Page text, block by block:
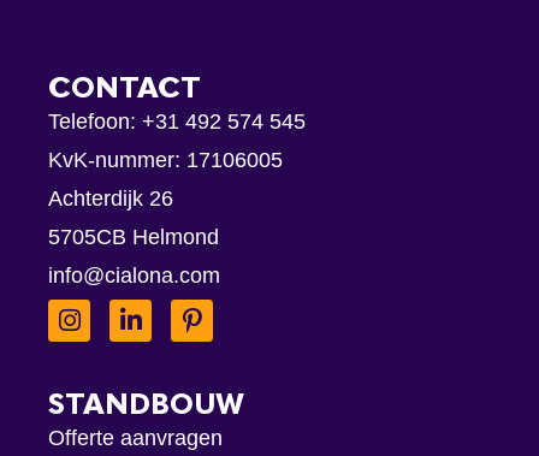
CONTACT
Telefoon: +31 492 574 545
KvK-nummer: 17106005
Achterdijk 26
5705CB Helmond
info@cialona.com
STANDBOUW
Offerte aanvragen